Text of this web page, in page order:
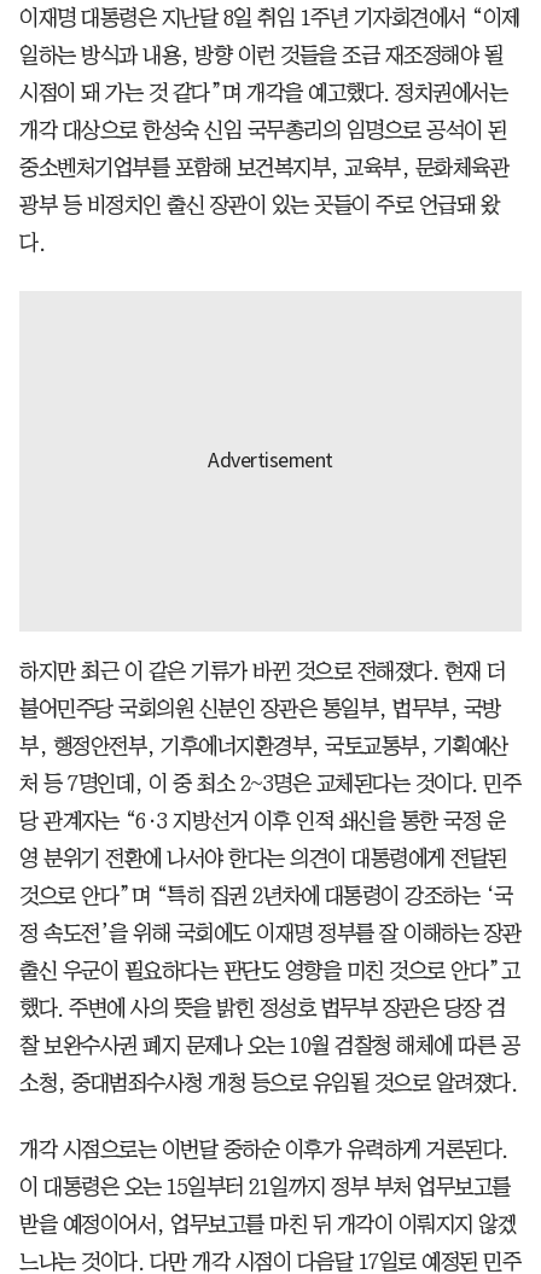
이재명 대통령은 지난달 8일 취임 1주년 기자회견에서 “이제
일하는 방식과 내용, 방향 이런 것들을 조금 재조정해야 될
시점이 돼 가는 것 같다”며 개각을 예고했다. 정치권에서는
개각 대상으로 한성숙 신임 국무총리의 임명으로 공석이 된
중소벤처기업부를 포함해 보건복지부, 교육부, 문화체육관
광부 등 비정치인 출신 장관이 있는 곳들이 주로 언급돼 왔
다.
하지만 최근 이 같은 기류가 바뀐 것으로 전해졌다. 현재 더
불어민주당 국회의원 신분인 장관은 통일부, 법무부, 국방
부, 행정안전부, 기후에너지환경부, 국토교통부, 기획예산
처 등 7명인데, 이 중 최소 2~3명은 교체된다는 것이다. 민주
당 관계자는 “6·3 지방선거 이후 인적 쇄신을 통한 국정 운
영 분위기 전환에 나서야 한다는 의견이 대통령에게 전달된
것으로 안다”며 “특히 집권 2년차에 대통령이 강조하는 ‘국
정 속도전’을 위해 국회에도 이재명 정부를 잘 이해하는 장관
출신 우군이 필요하다는 판단도 영향을 미친 것으로 안다”고
했다. 주변에 사의 뜻을 밝힌 정성호 법무부 장관은 당장 검
찰 보완수사권 폐지 문제나 오는 10월 검찰청 해체에 따른 공
소청, 중대범죄수사청 개청 등으로 유임될 것으로 알려졌다.
개각 시점으로는 이번달 중하순 이후가 유력하게 거론된다.
이 대통령은 오는 15일부터 21일까지 정부 부처 업무보고를
받을 예정이어서, 업무보고를 마친 뒤 개각이 이뤄지지 않겠
느냐는 것이다. 다만 개각 시점이 다음달 17일로 예정된 민주